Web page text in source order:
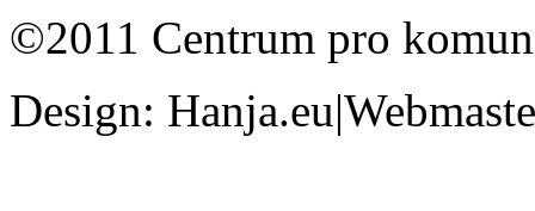
©2011 Centrum pro
Design: